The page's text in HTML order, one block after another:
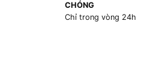
CHÓNG
Chỉ trong vòng 24h